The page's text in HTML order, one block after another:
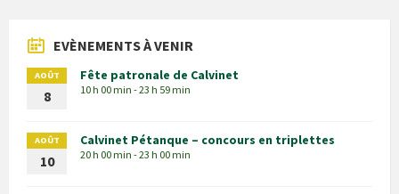
EVÈNEMENTS À VENIR
AOÛT
8
Fête patronale de Calvinet
10 h 00 min - 23 h 59 min
AOÛT
10
Calvinet Pétanque – concours en triplettes
20 h 00 min - 23 h 00 min